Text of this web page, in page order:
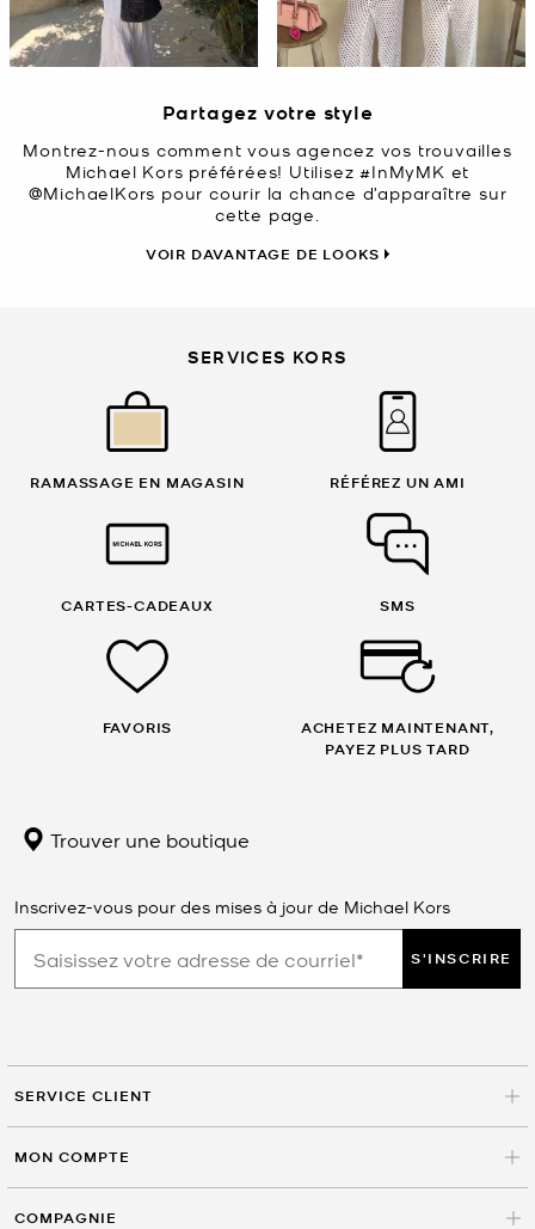
Partagez votre style
Montrez-nous comment vous agencez vos trouvailles
Michael Kors préférées! Utilisez #InMyMK et
@MichaelKors pour courir la chance d’apparaître sur
cette page.
VOIR DAVANTAGE DE LOOKS
SERVICES KORS
RAMASSAGE EN MAGASIN RÉFÉREZ UN AMI
CARTES-CADEAUX SMS
FAVORIS
ACHETEZ MAINTENANT,
PAYEZ PLUS TARD
Trouver une boutique
Inscrivez-vous pour des mises à jour de Michael Kors
S'INSCRIRE
SERVICE CLIENT
MON COMPTE
COMPAGNIE